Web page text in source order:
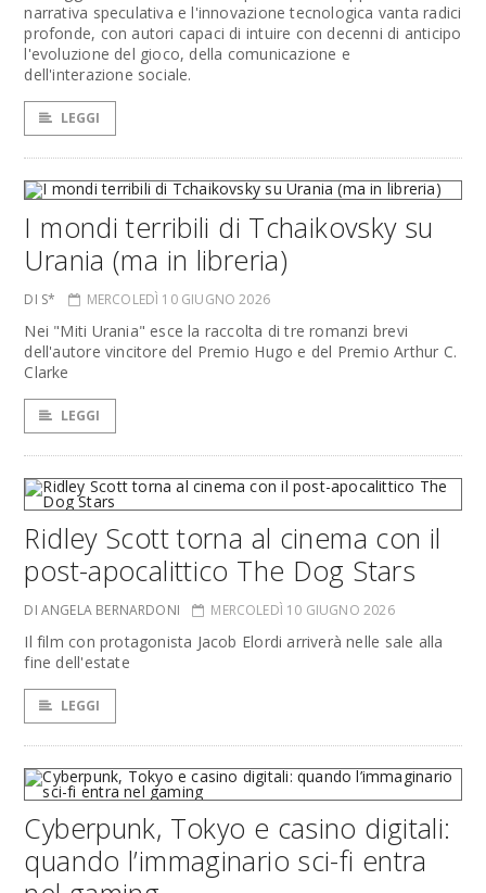
narrativa speculativa e l'innovazione tecnologica vanta radici
profonde, con autori capaci di intuire con decenni di anticipo
l'evoluzione del gioco, della comunicazione e
dell'interazione sociale.
LEGGI
I mondi terribili di Tchaikovsky su
Urania (ma in libreria)
DI S* MERCOLEDÌ 10 GIUGNO 2026
Nei "Miti Urania" esce la raccolta di tre romanzi brevi
dell'autore vincitore del Premio Hugo e del Premio Arthur C.
Clarke
LEGGI
Ridley Scott torna al cinema con il
post-apocalittico The Dog Stars
DI ANGELA BERNARDONI MERCOLEDÌ 10 GIUGNO 2026
Il film con protagonista Jacob Elordi arriverà nelle sale alla
fine dell'estate
LEGGI
Cyberpunk, Tokyo e casino digitali:
quando l’immaginario sci-fi entra